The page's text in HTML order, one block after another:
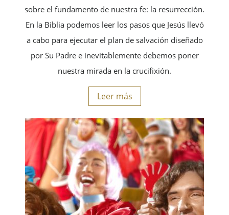
sobre el fundamento de nuestra fe: la resurrección.
En la Biblia podemos leer los pasos que Jesús llevó
a cabo para ejecutar el plan de salvación diseñado
por Su Padre e inevitablemente debemos poner
nuestra mirada en la crucifixión.
Leer más